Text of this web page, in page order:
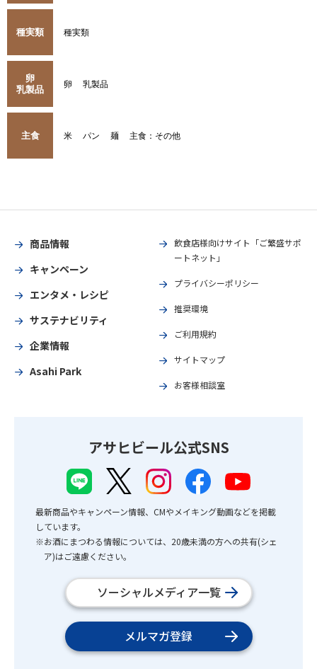
種実類 種実類
卵
乳製品
卵 乳製品
主食 米 パン 麺 主食：その他
商品情報
キャンペーン
エンタメ・レシピ
サステナビリティ
企業情報
Asahi Park
飲食店様向けサイト「ご繁盛サポ
ートネット」
プライバシーポリシー
推奨環境
ご利用規約
サイトマップ
お客様相談室
アサヒビール公式SNS
最新商品やキャンペーン情報、CMやメイキング動画などを掲載
しています。
※お酒にまつわる情報については、20歳未満の方への共有(シェ
ア)はご遠慮ください。
ソーシャルメディア一覧
メルマガ登録